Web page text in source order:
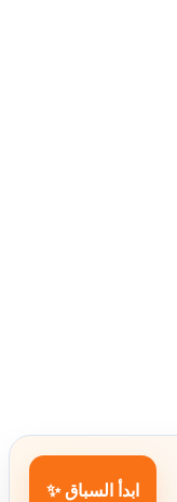
ابدأ السباق ✨